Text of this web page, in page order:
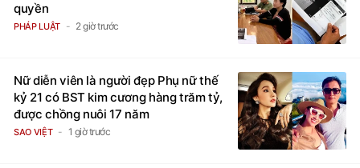
quyền
PHÁP LUẬT 2 giờ trước
Nữ diễn viên là người đẹp Phụ nữ thế
kỷ 21 có BST kim cương hàng trăm tỷ,
được chồng nuôi 17 năm
SAO VIỆT 1 giờ trước